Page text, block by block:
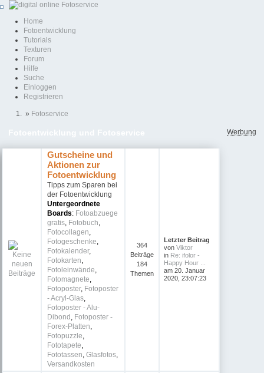
Home
Fotoentwicklung
Tutorials
Texturen
Forum
Hilfe
Suche
Einloggen
Registrieren
» Fotoservice
Gutscheine und
Aktionen zur
Fotoentwicklung
Tipps zum Sparen bei
der Fotoentwicklung
Untergeordnete
Boards: Fotoabzuege
gratis, Fotobuch,
Fotocollagen,
Fotogeschenke,
Fotokalender,
Fotokarten,
Fotoleinwände,
Fotomagnete,
Fotoposter, Fotoposter
- Acryl-Glas,
Fotoposter - Alu-
Dibond , Fotoposter -
Forex-Platten,
Fotopuzzle,
Fototapete,
Fototassen, Glasfotos,
Versandkosten
364
Beiträge
184
Themen
Letzter Beitrag
vonViktor
in Re: ifolor -
Happy Hour ...
am 20. Januar
2020, 23:07:23
Werbung